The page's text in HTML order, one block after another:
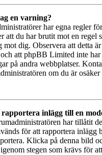
en varning?
har egna regler
att du har brutit mot en regel
mot dig. Observera att detta
att phpBB Limited inte
på andra webbplatser.
om du är
inlägg till en
har tillåtit
för att rapportera inlägg
Klicka på denna bild
stegen som krävs för